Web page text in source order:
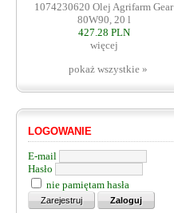
1074230620 Olej Agrifarm Gear
80W90, 20 l
427.28 PLN
więcej
pokaż wszystkie »
LOGOWANIE
E-mail
Hasło
nie pamiętam hasła